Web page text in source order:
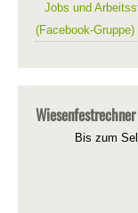
Jobs und
(Facebook-Gruppe)
Wiesenfestrechner
Bis zum